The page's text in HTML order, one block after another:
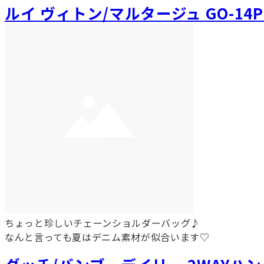
ルイ ヴィトン/マルタージュ GO-
ちょっと珍しいチェーンショルダーバッグ♪
なんと言っても夏はデニム素材が似合います♡